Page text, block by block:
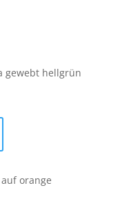
gewebt hellgrün
orange